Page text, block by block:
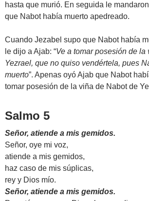
hasta que murió. En seguida le
que Nabot había muerto apedreado.
Cuando Jezabel supo que Nabot había
le dijo a Ajab: “Ve a tomar posesión de la
Yezrael, que no quiso vendértela, pues
muerto”. Apenas oyó Ajab que Nabot
tomar posesión de la viña de Nabot de
Salmo 5
Señor, atiende a mis gemidos.
Señor, oye mi voz,
atiende a mis gemidos,
haz caso de mis súplicas,
rey y Dios mío.
Señor, atiende a mis gemidos.